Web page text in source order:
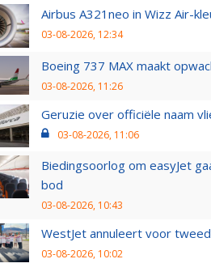
Airbus A321neo in Wizz Air-
03-08-2026, 12:34
Boeing 737 MAX maakt
03-08-2026, 11:26
Geruzie over officiële naam
03-08-2026, 11:06
Biedingsoorlog om easyJet
bod
03-08-2026, 10:43
WestJet annuleert voor
03-08-2026, 10:02